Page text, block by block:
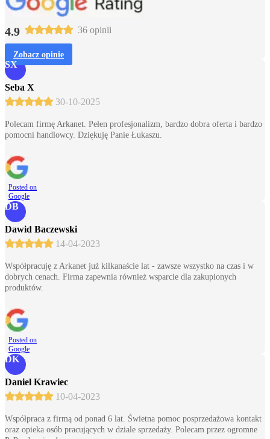
4.9 36 opinii
Zobacz opinie
SX
Seba X
30-10-2025
Polecam firmę Arkanet. Pełen profesjonalizm, bardzo dobra oferta i bardzo
pomocni handlowcy. Dziękuję Panie Łukaszu.
Posted on
Google
DB
Dawid Baczewski
14-04-2023
Współpracuję z Arkanet już kilkanaście lat - zawsze wszystko na czas i w
dobrych cenach. Firma zapewnia również wsparcie dla zakupionych
produktów.
Posted on
Google
DK
Daniel Krawiec
10-04-2023
Współpraca z firmą od ponad 6 lat. Świetna pomoc posprzedażowa kontakt
oraz opieka osób pracujących w dziale sprzedaży. Polecam przez ogromne